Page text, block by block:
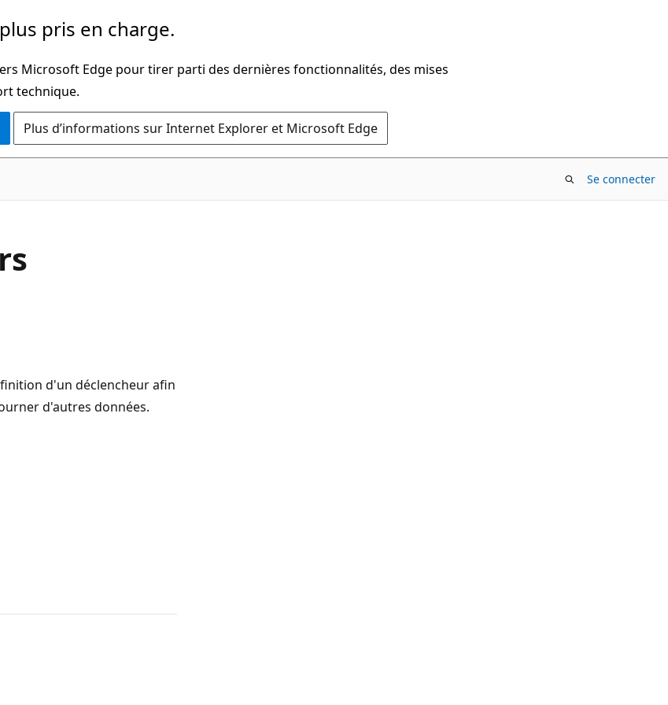
pris en charge.
Microsoft Edge pour tirer parti des dernières fonctionnalités, des mises
technique.
Plus d’informations sur Internet Explorer et Microsoft Edge
Se connecter
d'un déclencheur afin
d'autres données.